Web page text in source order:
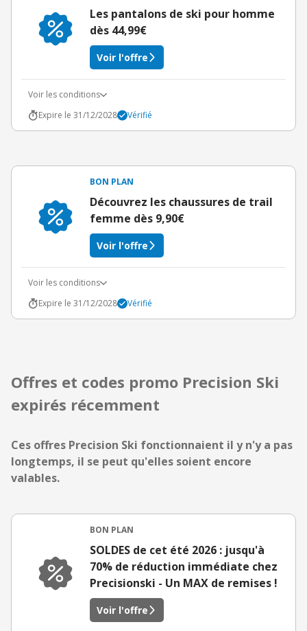
Les pantalons de ski pour homme
dès 44,99€
Voir l'offre
Voir les conditions
Expire le 31/12/2028
Vérifié
BON PLAN
Découvrez les chaussures de trail
femme dès 9,90€
Voir l'offre
Voir les conditions
Expire le 31/12/2028
Vérifié
Offres et codes promo Precision Ski
expirés récemment
Ces offres Precision Ski fonctionnaient il y n'y a pas
longtemps, il se peut qu'elles soient encore
valables.
BON PLAN
SOLDES de cet été 2026 : jusqu'à
70% de réduction immédiate chez
Precisionski - Un MAX de remises !
Voir l'offre